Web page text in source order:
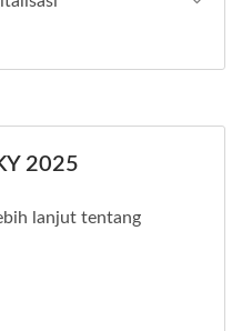
2025
lanjut tentang